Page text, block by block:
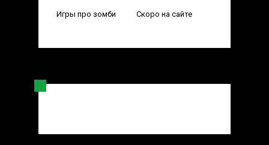
Игры про зомби Скоро на сайте